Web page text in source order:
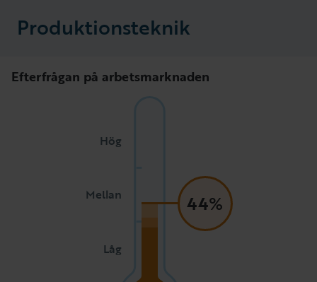
Produktionsteknik
Efterfrågan på arbetsmarknaden
Hög
Mellan
Låg
44%